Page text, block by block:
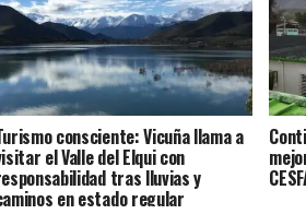
consciente: Vicuña llama a
el Valle del Elqui con
tras lluvias y
en estado regular